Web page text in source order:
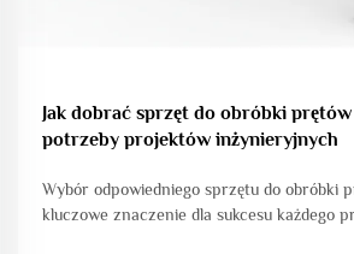
Jak dobrać sprzęt do obróbki
potrzeby projektów inżynieryjnych
Wybór odpowiedniego sprzętu do obróbki
kluczowe znaczenie dla sukcesu każdego